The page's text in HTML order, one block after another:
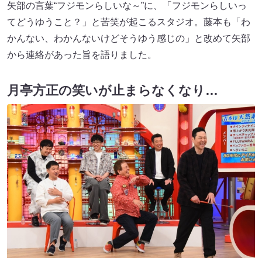
矢部の言葉“フジモンらしいな～”に、「フジモンらしいっ
てどうゆうこと？」と苦笑が起こるスタジオ。藤本も「わ
かんない、わかんないけどそうゆう感じの」と改めて矢部
から連絡があった旨を語りました。
月亭方正の笑いが止まらなくなり…